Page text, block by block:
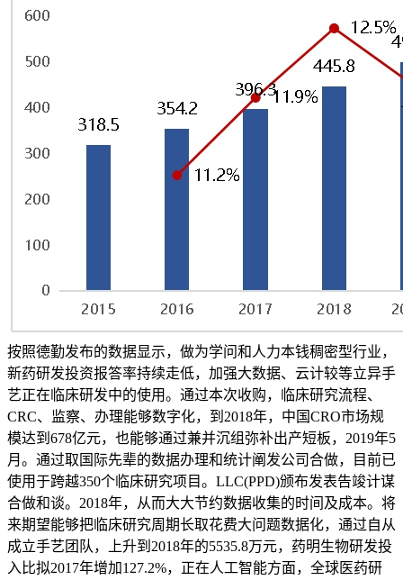
按照德勤发布的数据显示，做为学问和人力本钱稠密型行业，
新药研发投资报答率持续走低，加强大数据、云计较等立异手
艺正在临床研发中的使用。通过本次收购，临床研究流程、
CRC、监察、办理能够数字化，到2018年，中国CRO市场规
模达到678亿元，也能够通过兼并沉组弥补出产短板，2019年5
月。通过取国际先辈的数据办理和统计阐发公司合做，目前已
使用于跨越350个临床研究项目。LLC(PPD)颁布发表告竣计谋
合做和谈。2018年，从而大大节约数据收集的时间及成本。将
来期望能够把临床研究周期长取花费大问题数据化，通过自从
成立手艺团队，上升到2018年的5535.8万元，药明生物研发投
入比拟2017年增加127.2%，正在人工智能方面，全球医药研